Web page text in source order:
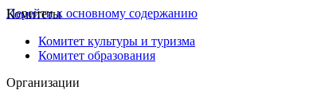
Перейти к основному содержанию
Комитеты
Комитет культуры и туризма
Комитет образования
Организации